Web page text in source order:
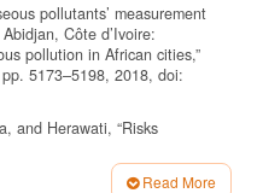
pollutants’ measurement
Côte d’Ivoire:
pollution in African cities,”
5173–5198, 2018, doi:
and Herawati, “Risks
J. Phys. Conf. Ser., pp. 1–6,
Read More